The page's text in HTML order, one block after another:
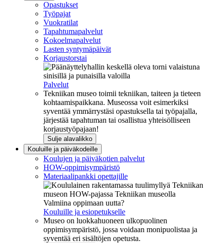
Opastukset
Työpajat
Vuokratilat
Tapahtumapalvelut
Kokoelmapalvelut
Lasten syntymäpäivät
Korjaustorstai
Palvelut
Tekniikan museo toimii tekniikan, taiteen ja tieteen
kohtaamispaikkana. Museossa voit esimerkiksi
syventää ymmärrystäsi opastuksella tai työpajalla,
järjestää tapahtuman tai osallistua yhteisölliseen
korjaustyöpajaan!
Sulje alavalikko
Kouluille ja päiväkodeille
Koulujen ja päiväkotien palvelut
HOW-oppimisympäristö
Materiaalipankki opettajille
Valmiina oppimaan uutta?
Kouluille ja esiopetukselle
Museo on luokkahuoneen ulkopuolinen
oppimisympäristö, jossa voidaan monipuolistaa ja
syventää eri sisältöjen opetusta.